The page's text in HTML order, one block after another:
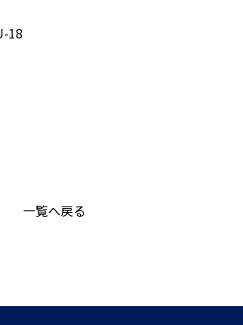
18
一覧へ戻る